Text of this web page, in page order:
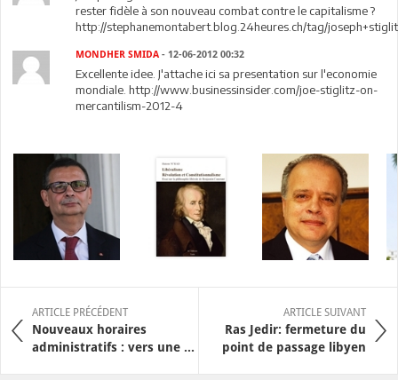
rester fidèle à son nouveau combat contre le capitalisme ?
http://stephanemontabert.blog.24heures.ch/tag/
MONDHER SMIDA - 12-06-2012 00:32
Excellente idee. J'attache ici sa presentation sur l'economie
mondiale. http://www.businessinsider.com/joe-stiglitz-on-
mercantilism-2012-4
ARTICLE PRÉCÉDENT
Nouveaux horaires
administratifs : vers une ...
ARTICLE SUIVANT
Ras Jedir: fermeture du
point de passage libyen